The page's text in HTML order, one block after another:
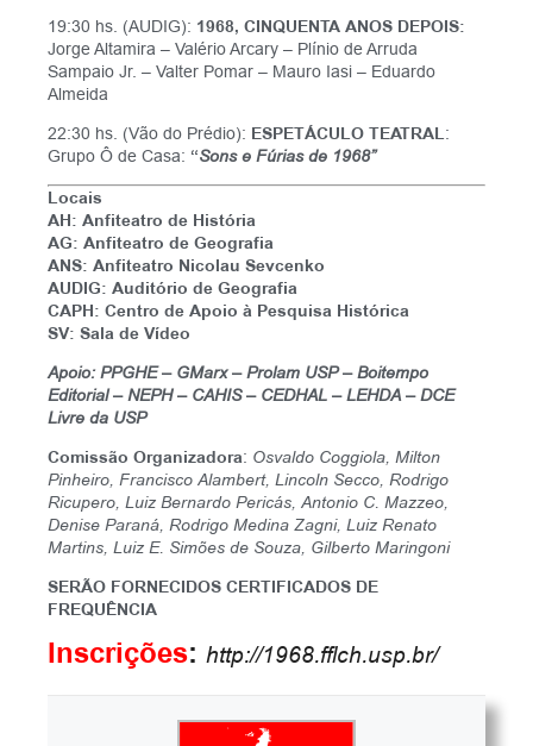
19:30 hs. (AUDIG): 1968, CINQUENTA ANOS DEPOIS:
Jorge Altamira – Valério Arcary – Plínio de Arruda
Sampaio Jr. – Valter Pomar – Mauro Iasi – Eduardo
Almeida
22:30 hs. (Vão do Prédio): ESPETÁCULO TEATRAL:
Grupo Ô de Casa: “Sons e Fúrias de 1968”
Locais
AH: Anfiteatro de História
AG: Anfiteatro de Geografia
ANS: Anfiteatro Nicolau Sevcenko
AUDIG: Auditório de Geografia
CAPH: Centro de Apoio à Pesquisa Histórica
SV: Sala de Vídeo
Apoio: PPGHE – GMarx – Prolam USP – Boitempo
Editorial – NEPH – CAHIS – CEDHAL – LEHDA – DCE
Livre da USP
Comissão Organizadora: Osvaldo Coggiola, Milton
Pinheiro, Francisco Alambert, Lincoln Secco, Rodrigo
Ricupero, Luiz Bernardo Pericás, Antonio C. Mazzeo,
Denise Paraná, Rodrigo Medina Zagni, Luiz Renato
Martins, Luiz E. Simões de Souza, Gilberto Maringoni
SERÃO FORNECIDOS CERTIFICADOS DE
FREQUÊNCIA
Inscrições: http://1968.fflch.usp.br/